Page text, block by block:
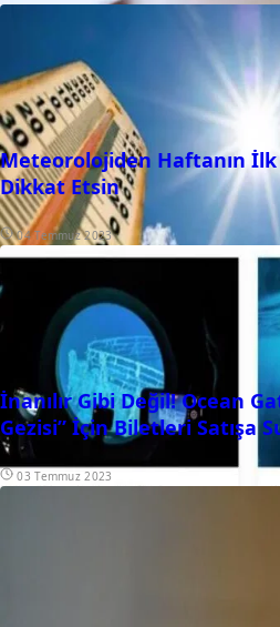
Meteorolojiden Haftanın İlk
Dikkat Etsin
04 Temmuz 2023
İnanılır Gibi Değil! Ocean
Gezisi” İçin Biletleri Satışa
03 Temmuz 2023